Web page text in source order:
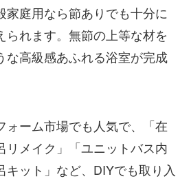
家庭用なら節ありでも十分に
られます。無節の上等な材を
な高級感あふれる浴室が完成
ォーム市場でも人気で、「在
リメイク」「ユニットバス内
キット」など、DIYでも取り入